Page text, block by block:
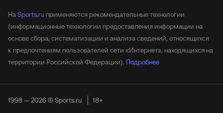
НаSports.ru применяются рекомендательные технологии
(информационные технологии предоставления информации на
основе сбора, систематизации и анализа сведений, относящихся
к предпочтениям пользователей сети «Интернет», находящихся на
территории Российской Федерации). Подробнее
1998 — 2026 © Sports.ru 18+